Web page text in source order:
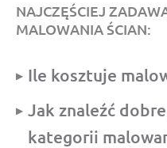
NAJCZĘŚCIEJ
MALOWANIA ŚCIAN:
Ile kosztuje
Jak znaleźć
kategorii